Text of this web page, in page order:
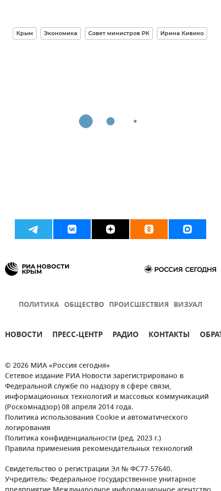
Крым Экономика Совет министров РК Ирина Кивико
ПОЛИТИКА ОБЩЕСТВО ПРОИСШЕСТВИЯ ВИЗУАЛ
НОВОСТИ ПРЕСС-ЦЕНТР РАДИО КОНТАКТЫ
© 2026 МИА «Россия сегодня»
Сетевое издание РИА Новости зарегистрировано в
Федеральной службе по надзору в сфере связи,
информационных технологий и массовых коммуникаций
(Роскомнадзор) 08 апреля 2014 года.
Политика использования Cookie и автоматического
логирования
Политика конфиденциальности (ред. 2023 г.)
Правила применения рекомендательных технологий
Свидетельство о регистрации Эл № ФС77-57640.
Учредитель: Федеральное государственное унитарное